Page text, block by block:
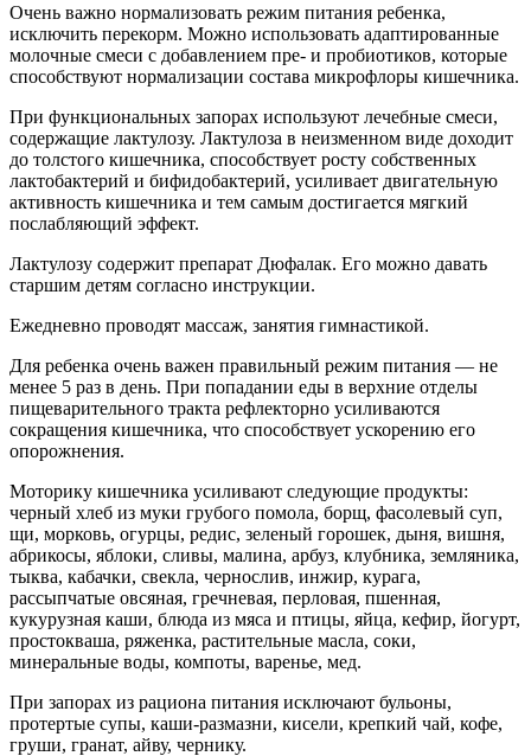
Очень важно нормализовать режим питания ребенка,
исключить перекорм. Можно использовать адаптированные
молочные смеси с добавлением пре- и пробиотиков, которые
способствуют нормализации состава микрофлоры кишечника.
При функциональных запорах используют лечебные смеси,
содержащие лактулозу. Лактулоза в неизменном виде доходит
до толстого кишечника, способствует росту собственных
лактобактерий и бифидобактерий, усиливает двигательную
активность кишечника и тем самым достигается мягкий
послабляющий эффект.
Лактулозу содержит препарат Дюфалак. Его можно давать
старшим детям согласно инструкции.
Ежедневно проводят массаж, занятия гимнастикой.
Для ребенка очень важен правильный режим питания — не
менее 5 раз в день. При попадании еды в верхние отделы
пищеварительного тракта рефлекторно усиливаются
сокращения кишечника, что способствует ускорению его
опорожнения.
Моторику кишечника усиливают следующие продукты:
черный хлеб из муки грубого помола, борщ, фасолевый суп,
щи, морковь, огурцы, редис, зеленый горошек, дыня, вишня,
абрикосы, яблоки, сливы, малина, арбуз, клубника, земляника,
тыква, кабачки, свекла, чернослив, инжир, курага,
рассыпчатые овсяная, гречневая, перловая, пшенная,
кукурузная каши, блюда из мяса и птицы, яйца, кефир, йогурт,
простокваша, ряженка, растительные масла, соки,
минеральные воды, компоты, варенье, мед.
При запорах из рациона питания исключают бульоны,
протертые супы, каши-размазни, кисели, крепкий чай, кофе,
груши, гранат, айву, чернику.